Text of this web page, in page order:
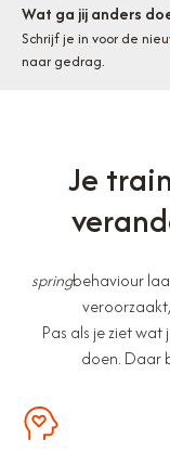
Wat ga jij anders
Schrijf je in voor de
naar gedrag.
Je
springbehaviour
Pas als je ziet
doen. Daar